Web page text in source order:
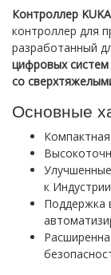
Контроллер
контроллер для
разработанный
цифровых
со
Основные
к
Поддержка